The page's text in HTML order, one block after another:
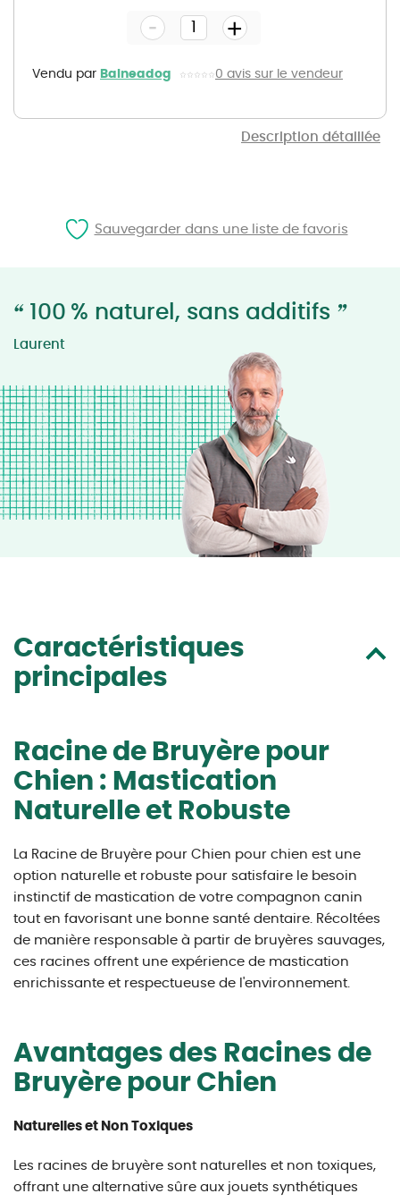
Description détaillée
gallery
Vendu par Balneadog 0 avis sur le vendeur
- +
“ 100 % naturel, sans additifs ”
Laurent
Caractéristiques
principales
Racine de Bruyère pour
Chien : Mastication
Naturelle et Robuste
La Racine de Bruyère pour Chien pour chien est une
option naturelle et robuste pour satisfaire le besoin
instinctif de mastication de votre compagnon canin
tout en favorisant une bonne santé dentaire. Récoltées
de manière responsable à partir de bruyères sauvages,
ces racines offrent une expérience de mastication
enrichissante et respectueuse de l'environnement.
Avantages des Racines de
Bruyère pour Chien
Naturelles et Non Toxiques
Les racines de bruyère sont naturelles et non toxiques,
offrant une alternative sûre aux jouets synthétiques
Sauvegarder dans une liste de favoris